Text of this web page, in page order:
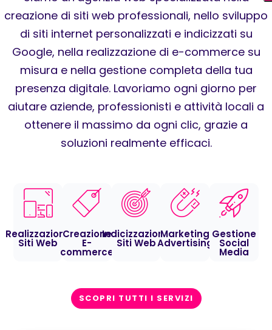
creazione di siti web professionali, nello sviluppo
di siti internet personalizzati e indicizzati su
Google, nella realizzazione di e-commerce su
misura e nella gestione completa della tua
presenza digitale. Lavoriamo ogni giorno per
aiutare aziende, professionisti e attività locali a
ottenere il massimo da ogni clic, grazie a
soluzioni realmente efficaci.
Realizzazione
Siti Web
Creazione
E-
commerce
Indicizzazione
Siti Web
Marketing
Advertising
Gestione
Social
Media
SCOPRI TUTTI I SERVIZI